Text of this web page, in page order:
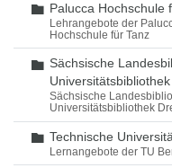
Ordner
Palucca Hochschule
Lehrangebote der
Hochschule für Tanz
Ordner
Sächsische
Sächsische
Universitätsbibliothek
Ordner
Technische
Lernangebote der TU